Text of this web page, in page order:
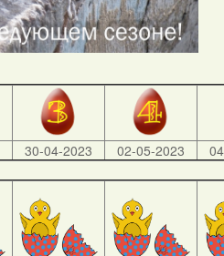
30-04-2023 02-05-2023